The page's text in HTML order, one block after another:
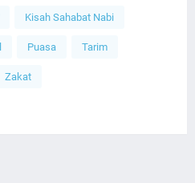
Kisah Sahabat Nabi
Puasa Tarim
Zakat